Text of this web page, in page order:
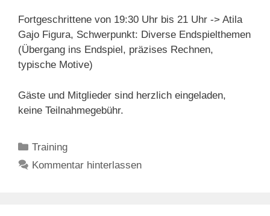
Fortgeschrittene von 19:30 Uhr bis 21 Uhr -> Atila
Gajo Figura, Schwerpunkt: Diverse Endspielthemen
(Übergang ins Endspiel, präzises Rechnen,
typische Motive)
Gäste und Mitglieder sind herzlich eingeladen,
keine Teilnahmegebühr.
Kategorien
Training
Kommentar hinterlassen